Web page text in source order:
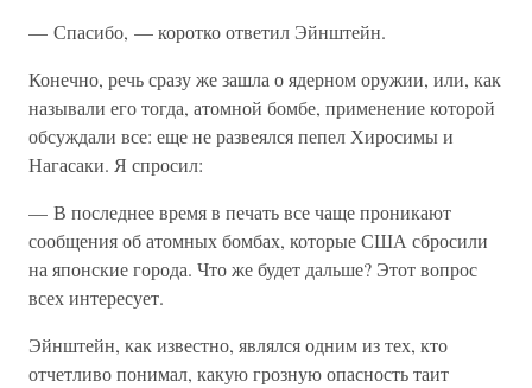
— Спасибо, — коротко ответил Эйнштейн.
Конечно, речь сразу же зашла о ядерном оружии, или, как
называли его тогда, атомной бомбе, применение которой
обсуждали все: еще не развеялся пепел Хиросимы и
Нагасаки. Я спросил:
— В последнее время в печать все чаще проникают
сообщения об атомных бомбах, которые США сбросили
на японские города. Что же будет дальше? Этот вопрос
всех интересует.
Эйнштейн, как известно, являлся одним из тех, кто
отчетливо понимал, какую грозную опасность таит